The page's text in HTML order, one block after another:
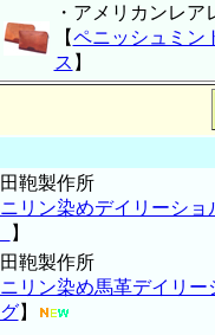
・アメリカンレア
【ペニッシュミン
ス 】
田鞄製作所
リン染めデイリーショ
】
田鞄製作所
リン染め馬革デイリー
】